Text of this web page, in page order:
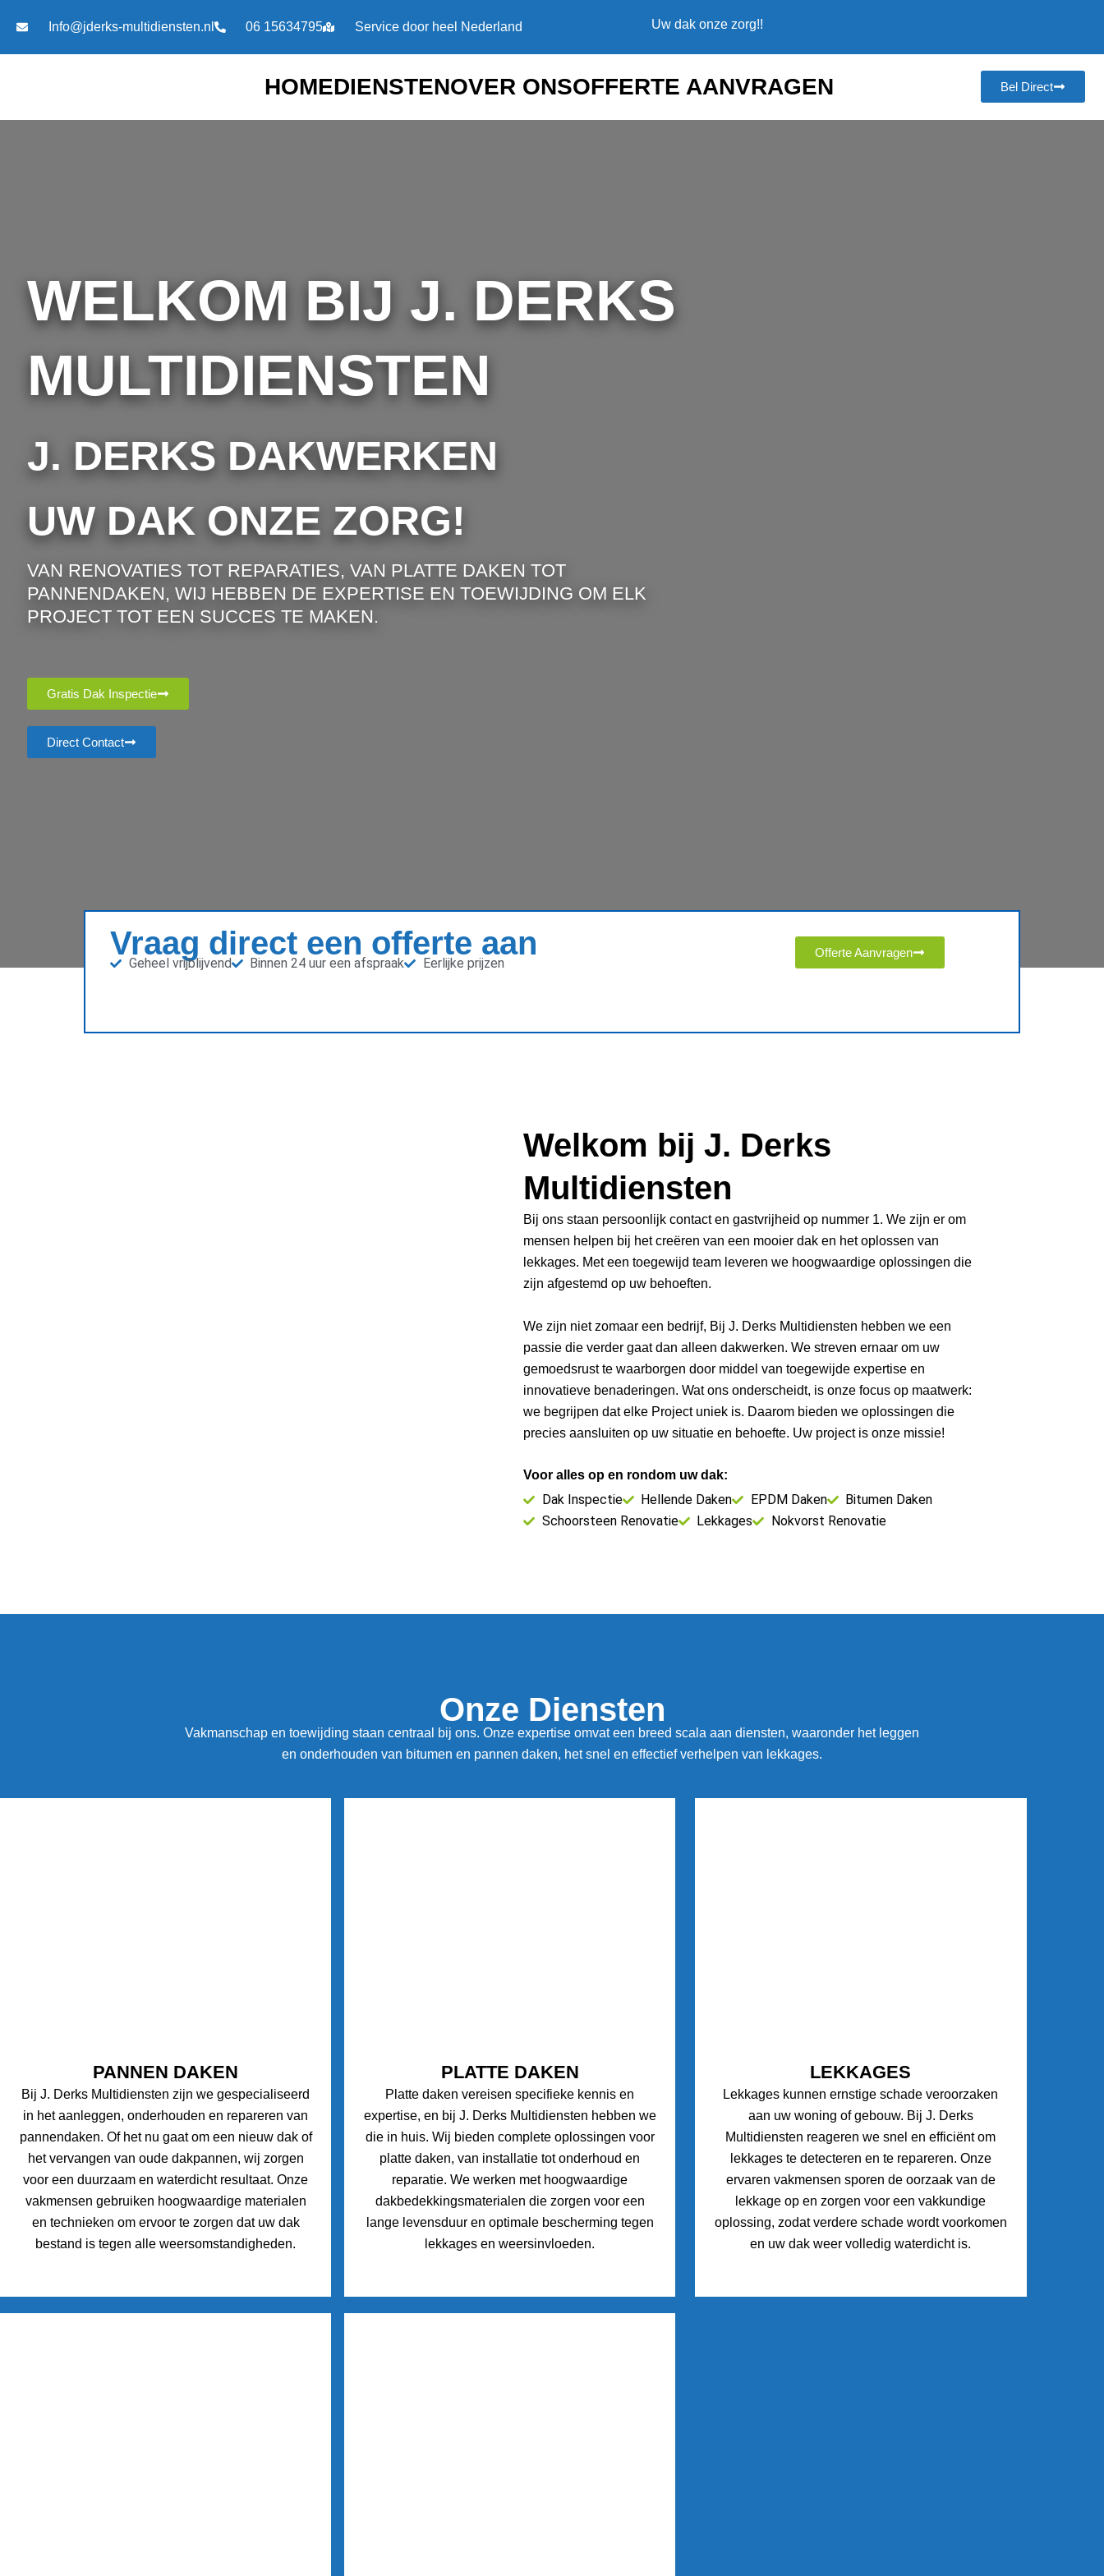
naar
de
Info@jderks-multidiensten.nl 06 15634795 Service door heel Nederland Uw dak onze zorg!!
HOMEDIENSTENOVER ONSOFFERTE AANVRAGEN Bel Direct
WELKOM BIJ J. DERKS
MULTIDIENSTEN
J. DERKS DAKWERKEN
UW DAK ONZE ZORG!
VAN RENOVATIES TOT REPARATIES, VAN PLATTE DAKEN TOT
PANNENDAKEN, WIJ HEBBEN DE EXPERTISE EN TOEWIJDING OM ELK
PROJECT TOT EEN SUCCES TE MAKEN.
Gratis Dak Inspectie
Direct Contact
Vraag direct een offerte aan
Geheel vrijblijvend Binnen 24 uur een afspraak Eerlijke prijzen
Offerte Aanvragen
Welkom bij J. Derks
Multidiensten
Bij ons staan persoonlijk contact en gastvrijheid op nummer 1. We zijn er om
mensen helpen bij het creëren van een mooier dak en het oplossen van
lekkages. Met een toegewijd team leveren we hoogwaardige oplossingen die
zijn afgestemd op uw behoeften.
We zijn niet zomaar een bedrijf, Bij J. Derks Multidiensten hebben we een
passie die verder gaat dan alleen dakwerken. We streven ernaar om uw
gemoedsrust te waarborgen door middel van toegewijde expertise en
innovatieve benaderingen. Wat ons onderscheidt, is onze focus op maatwerk:
we begrijpen dat elke Project uniek is. Daarom bieden we oplossingen die
precies aansluiten op uw situatie en behoefte. Uw project is onze missie!
Voor alles op en rondom uw dak:
Dak Inspectie Hellende Daken EPDM Daken
Bitumen Daken
Schoorsteen Renovatie
Lekkages Nokvorst Renovatie
Onze Diensten
Vakmanschap en toewijding staan centraal bij ons. Onze expertise omvat een breed scala aan diensten, waaronder het leggen
en onderhouden van bitumen en pannen daken, het snel en effectief verhelpen van lekkages.
PANNEN DAKEN
Bij J. Derks Multidiensten zijn we gespecialiseerd
in het aanleggen, onderhouden en repareren van
pannendaken. Of het nu gaat om een nieuw dak of
het vervangen van oude dakpannen, wij zorgen
voor een duurzaam en waterdicht resultaat. Onze
vakmensen gebruiken hoogwaardige materialen
en technieken om ervoor te zorgen dat uw dak
bestand is tegen alle weersomstandigheden.
PLATTE DAKEN
Platte daken vereisen specifieke kennis en
expertise, en bij J. Derks Multidiensten hebben we
die in huis. Wij bieden complete oplossingen voor
platte daken, van installatie tot onderhoud en
reparatie. We werken met hoogwaardige
dakbedekkingsmaterialen die zorgen voor een
lange levensduur en optimale bescherming tegen
lekkages en weersinvloeden.
LEKKAGES
Lekkages kunnen ernstige schade veroorzaken
aan uw woning of gebouw. Bij J. Derks
Multidiensten reageren we snel en efficiënt om
lekkages te detecteren en te repareren. Onze
ervaren vakmensen sporen de oorzaak van de
lekkage op en zorgen voor een vakkundige
oplossing, zodat verdere schade wordt voorkomen
en uw dak weer volledig waterdicht is.